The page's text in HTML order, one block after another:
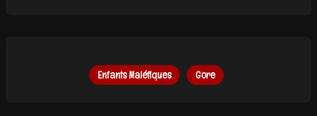
Enfants Maléfiques Gore